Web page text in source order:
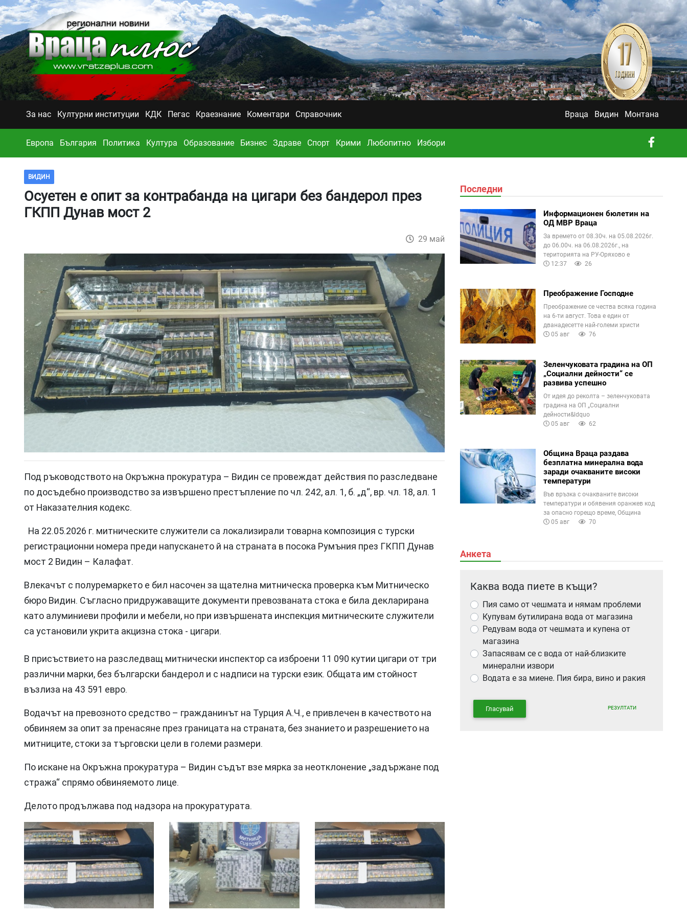
За нас Културни институции КДК Пегас Краезнание Коментари Справочник Враца Видин Монтана
Европа България Политика Култура Образование Бизнес Здраве Спорт Крими Любопитно Избори
ВИДИН
Осуетен е опит за контрабанда на цигари без бандерол през
ГКПП Дунав мост 2
29 май
Под ръководството на Окръжна прокуратура – Видин се провеждат действия по разследване
по досъдебно производство за извършено престъпление по чл. 242, ал. 1, б. „д“, вр. чл. 18, ал. 1
от Наказателния кодекс.
На 22.05.2026 г. митническите служители са локализирали товарна композиция с турски
регистрационни номера преди напускането й на страната в посока Румъния през ГКПП Дунав
мост 2 Видин – Калафат.
Влекачът с полуремаркето e бил насочен за щателна митническа проверка към Митническо
бюро Видин. Съгласно придружаващите документи превозваната стока е била декларирана
като алуминиеви профили и мебели, но при извършената инспекция митническите служители
са установили укрита акцизна стока - цигари.
В присъствието на разследващ митнически инспектор са изброени 11 090 кутии цигари от три
различни марки, без български бандерол и с надписи на турски език. Общата им стойност
възлиза на 43 591 евро.
Водачът на превозното средство – гражданинът на Турция А.Ч., е привлечен в качеството на
обвиняем за опит за пренасяне през границата на страната, без знанието и разрешението на
митниците, стоки за търговски цели в големи размери.
По искане на Окръжна прокуратура – Видин съдът взе мярка за неотклонение „задържане под
стража“ спрямо обвиняемото лице.
Делото продължава под надзора на прокуратурата.
Последни
Информационен бюлетин на
ОД МВР Враца
За времето от 08.30ч. на 05.08.2026г.
до 06.00ч. на 06.08.2026г., на
територията на РУ-Оряхово е
12:37
26
Преображение Господне
Преображение се чества всяка година
на 6-ти август. Това е един от
дванадесетте най-големи христи
05 авг
76
Зеленчуковата градина на ОП
„Социални дейности“ се
развива успешно
От идея до реколта – зеленчуковата
градина на ОП „Социални
дейности&ldquo
05 авг
62
Община Враца раздава
безплатна минерална вода
заради очакваните високи
температури
Във връзка с очакваните високи
температури и обявения оранжев код
за опасно горещо време, Община
05 авг
70
Анкета
Каква вода пиете в къщи?
Пия само от чешмата и нямам проблеми
Купувам бутилирана вода от магазина
Редувам вода от чешмата и купена от
магазина
Запасявам се с вода от най-близките
минерални извори
Водата е за миене. Пия бира, вино и ракия
Гласувай РЕЗУЛТАТИ